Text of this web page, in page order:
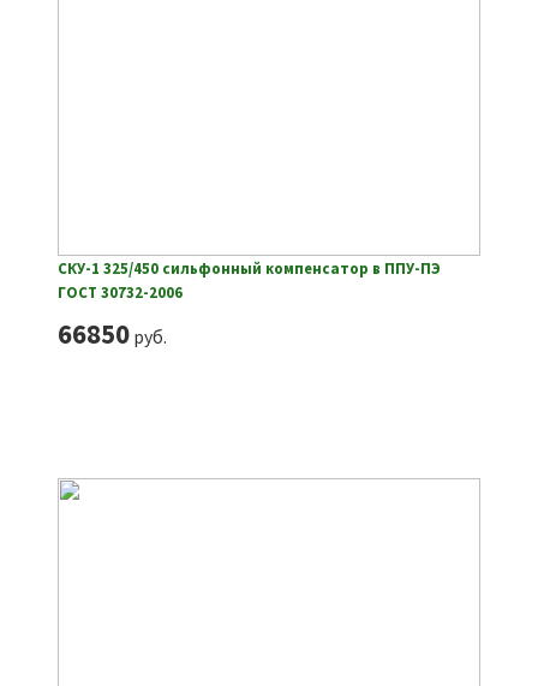
СКУ-1 325/450 сильфонный компенсатор в ППУ-ПЭ
ГОСТ 30732-2006
66850руб.